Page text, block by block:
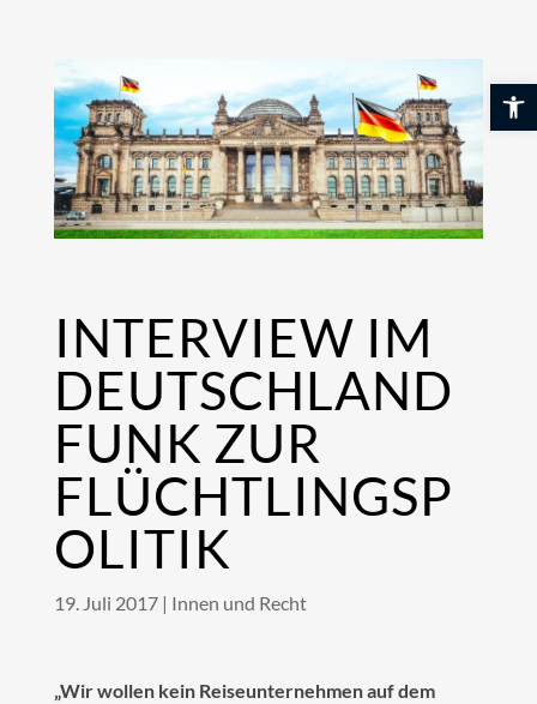
INTERVIEW IM
DEUTSCHLAND
FUNK ZUR
FLÜCHTLINGSP
OLITIK
19. Juli 2017| Innen und Recht
„Wir wollen kein Reiseunternehmen auf dem